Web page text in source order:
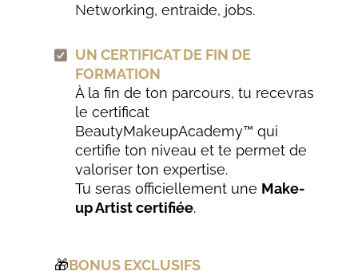
Networking, entraide, jobs.
UN CERTIFICAT DE FIN DE
FORMATION
À la fin de ton parcours, tu recevras
le certificat
BeautyMakeupAcademy™ qui
certifie ton niveau et te permet de
valoriser ton expertise.
Tu seras officiellement une Make-
up Artist certifiée.
🎁BONUS EXCLUSIFS